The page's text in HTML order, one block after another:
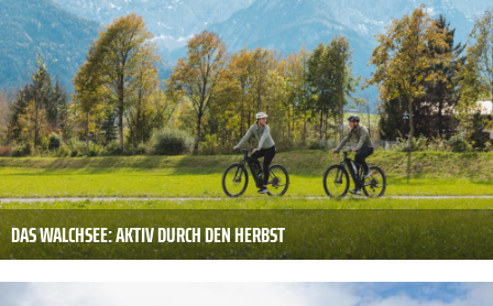
DAS WALCHSEE: AKTIV DURCH DEN HERBST